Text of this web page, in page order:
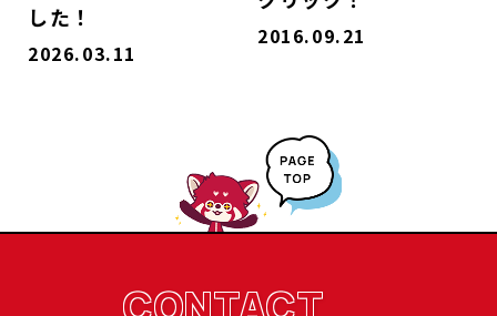
した！
2026.03.11
2016.09.21